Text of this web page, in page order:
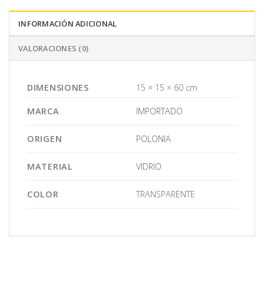
INFORMACIÓN ADICIONAL
VALORACIONES (0)
DIMENSIONES 15 × 15 × 60 cm
MARCA IMPORTADO
ORIGEN POLONIA
MATERIAL VIDRIO
COLOR TRANSPARENTE